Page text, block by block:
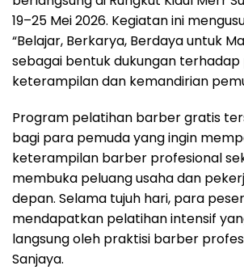
19–25 Mei 2026. Kegiatan ini
“Belajar, Berkarya, Berdaya untuk
sebagai bentuk dukungan
keterampilan dan kemandirian
Program pelatihan barber gratis
bagi para pemuda yang ingin
keterampilan barber profesional
membuka peluang usaha dan
depan. Selama tujuh hari, para
mendapatkan pelatihan intensif
langsung oleh praktisi barber
Sanjaya.